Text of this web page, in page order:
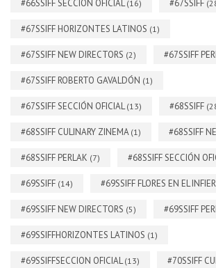
#66SSIFF SECCIÓN OFICIAL(16) #67SSIFF
#67SSIFF HORIZONTES LATINOS (1)
#67SSIFF NEW DIRECTORS (2) #67SSIFF
#67SSIFF ROBERTO GAVALDÓN (1)
#67SSIFF SECCIÓN OFICIAL(13) #68SSIFF
#68SSIFF CULINARY ZINEMA (1) #68SSIFF
#68SSIFF PERLAK (7) #68SSIFF SECCIÓN
#69SSIFF (14) #69SSIFF FLORES EN EL
#69SSIFF NEW DIRECTORS (5) #69SSIFF
#69SSIFFHORIZONTES LATINOS (1)
#69SSIFFSECCION OFICIAL(13) #70SSIFF